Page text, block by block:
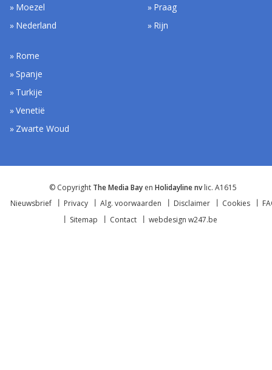
Moezel
Nederland
Praag
Rijn
Rome
Spanje
Turkije
Venetië
Zwarte Woud
© Copyright The Media Bay en Holidayline nvlic. A1615
Nieuwsbrief
Privacy Alg. voorwaarden Disclaimer Cookies
Sitemap
Contact webdesign w247.be